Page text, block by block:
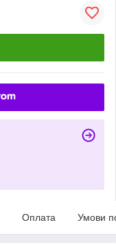
Оплата Умови